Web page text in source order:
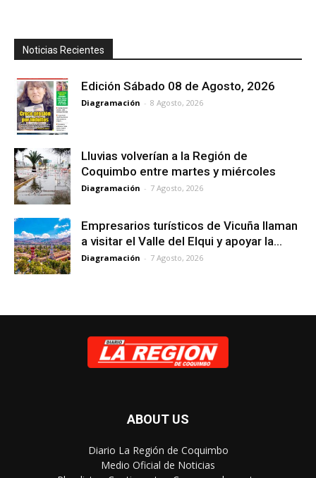
Noticias Recientes
Edición Sábado 08 de Agosto, 2026
Diagramación - 8 Agosto, 2026
Lluvias volverían a la Región de
Coquimbo entre martes y miércoles
Diagramación - 7 Agosto, 2026
Empresarios turísticos de Vicuña llaman
a visitar el Valle del Elqui y apoyar la...
Diagramación - 7 Agosto, 2026
ABOUT US
Diario La Región de Coquimbo
Medio Oficial de Noticias